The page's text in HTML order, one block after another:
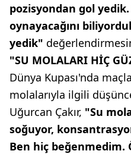
pozisyondan gol
oynayacağını
yedik"
"SU MOLALARI HİÇ
Dünya Kupası'nda
molalarıyla ilgili
Uğurcan Çakır, "Su
soğuyor,
Ben hiç beğenmedim.